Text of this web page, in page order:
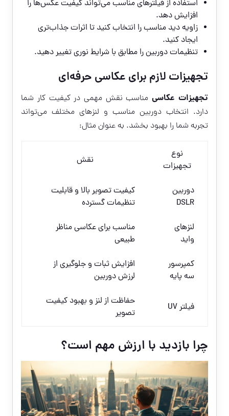
استفاده از فیلترهای مناسب می‌تواند کیفیت عکس‌ها را
افزایش دهد.
زاویه دید مناسب را انتخاب کنید تا اثرات جذاب‌تری
ایجاد کنید.
تنظیمات دوربین را مطابق با شرایط نوری تغییر دهید.
تجهیزات لازم برای عکاسی حرفه‌ای
تجهیزات عکاسیمناسب نقش مهمی در کیفیت کار شما
دارد. انتخاب دوربین مناسب و لنزهای مختلف می‌تواند
تجربه‌ شما را بهبود بخشد. به عنوان مثال:
نوع
تجهیزات
نقش
دوربین
DSLR
کیفیت تصویر بالا و قابلیت
تنظیمات گسترده
لنزهای
واید
مناسب برای عکاسی مناظر
طبیعی
کمپرسور
سه پایه
افزایش ثبات و جلوگیری از
لرزش دوربین
فیلتر UV
حفاظت از لنز و بهبود کیفیت
تصویر
چرا بازدید با ارزش مهم است؟